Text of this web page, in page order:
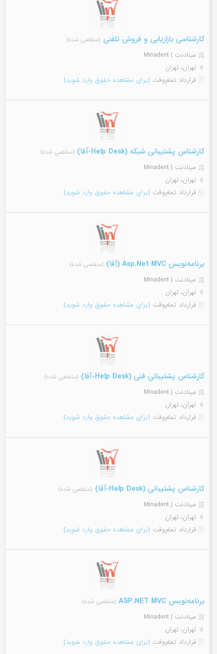
کارشناسی بازاریابی و فروش تلفنی (منقضی شده)
مینادنت | Minadent
تهران، تهران
قرارداد تمام‌وقت (برای مشاهده حقوق وارد شوید)
کارشناس پشتیبانی شبکه (Help Desk-آقا) (منقضی شده)
مینادنت | Minadent
تهران، تهران
قرارداد تمام‌وقت (برای مشاهده حقوق وارد شوید)
برنامه‌نویس Asp.Net MVC (آقا) (منقضی شده)
مینادنت | Minadent
تهران، تهران
قرارداد تمام‌وقت (برای مشاهده حقوق وارد شوید)
کارشناس پشتیبانی فنی (Help Desk-آقا) (منقضی شده)
مینادنت | Minadent
تهران، تهران
قرارداد تمام‌وقت (برای مشاهده حقوق وارد شوید)
کارشناس پشتیبانی (Help Desk-آقا) (منقضی شده)
مینادنت | Minadent
تهران، تهران
قرارداد تمام‌وقت (برای مشاهده حقوق وارد شوید)
برنامه‌نویس ASP.NET MVC (منقضی شده)
مینادنت | Minadent
تهران، تهران
قرارداد تمام‌وقت (برای مشاهده حقوق وارد شوید)